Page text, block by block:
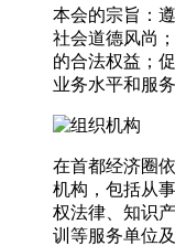
本会的宗旨：
社会道德风尚
的合法权益；
业务水平和服务
在首都经济圈
机构，包括从
权法律、知识
训等服务单位